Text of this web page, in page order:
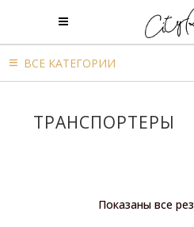
BСЕ КАТЕГОРИИ
TРАНСПОРТЕРЫ
Показаны все